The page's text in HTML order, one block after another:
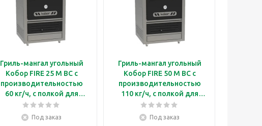
Гриль-мангал угольный
Кобор FIRE 25 M BC с
производительностью
60 кг/ч, с полкой для
подогрева
Под заказ
Гриль-мангал угольный
Кобор FIRE 50 M BC с
производительностью
110 кг/ч, с полкой для
подогрева
Под заказ